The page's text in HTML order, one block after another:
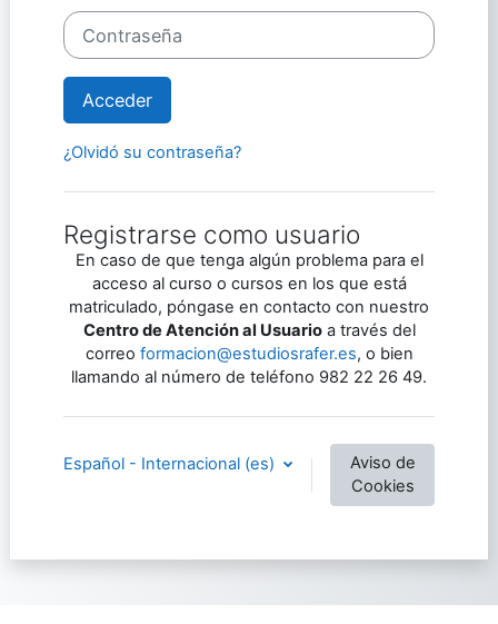
Contraseña
Acceder
¿Olvidó su contraseña?
Registrarse como usuario
En caso de que tenga algún problema para el
acceso al curso o cursos en los que está
matriculado, póngase en contacto con nuestro
Centro de Atención al Usuarioa través del
correo formacion@estudiosrafer.es, o bien
llamando al número de teléfono 982 22 26 49.
Español - Internacional ‎(es)‎
Aviso de
Cookies